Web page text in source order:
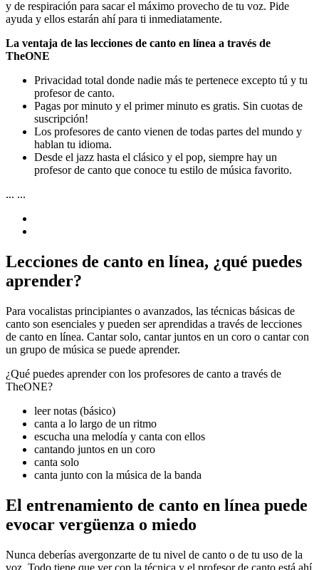
y de respiración para sacar el máximo provecho de tu voz. Pide
ayuda y ellos estarán ahí para ti inmediatamente.
La ventaja de las lecciones de canto en línea a través de
TheONE
Privacidad total donde nadie más te pertenece excepto tú y tu
profesor de canto.
Pagas por minuto y el primer minuto es gratis. Sin cuotas de
suscripción!
Los profesores de canto vienen de todas partes del mundo y
hablan tu idioma.
Desde el jazz hasta el clásico y el pop, siempre hay un
profesor de canto que conoce tu estilo de música favorito.
... ...
Lecciones de canto en línea, ¿qué puedes
aprender?
Para vocalistas principiantes o avanzados, las técnicas básicas de
canto son esenciales y pueden ser aprendidas a través de lecciones
de canto en línea. Cantar solo, cantar juntos en un coro o cantar con
un grupo de música se puede aprender.
¿Qué puedes aprender con los profesores de canto a través de
TheONE?
leer notas (básico)
canta a lo largo de un ritmo
escucha una melodía y canta con ellos
cantando juntos en un coro
canta solo
canta junto con la música de la banda
El entrenamiento de canto en línea puede
evocar vergüenza o miedo
Nunca deberías avergonzarte de tu nivel de canto o de tu uso de la
voz. Todo tiene que ver con la técnica y el profesor de canto está ahí